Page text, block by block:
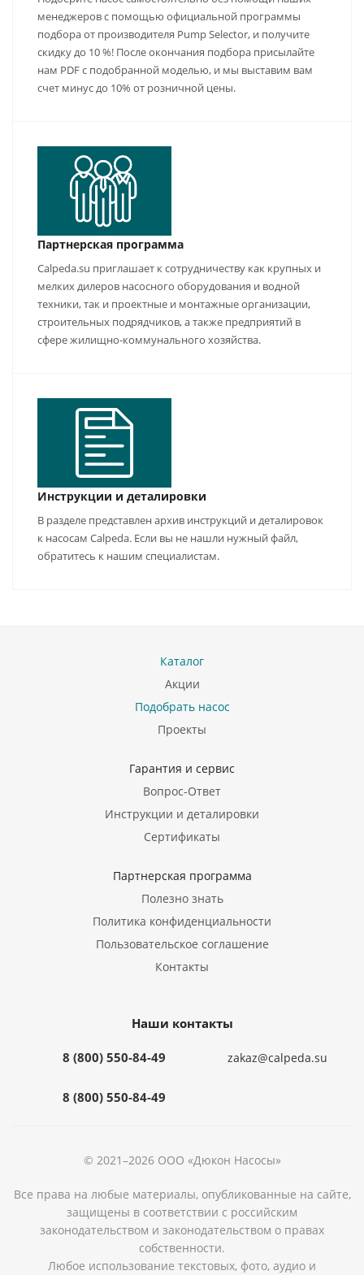
менеджеров с помощью официальной программы
подбора от производителя Pump Selector, и получите
скидку до 10 %! После окончания подбора присылайте
нам PDF с подобранной моделью, и мы выставим вам
счет минус до 10% от розничной цены.
Партнерская программа
Calpeda.su приглашает к сотрудничеству как крупных и
мелких дилеров насосного оборудования и водной
техники, так и проектные и монтажные организации,
строительных подрядчиков, а также предприятий в
сфере жилищно-коммунального хозяйства.
Инструкции и деталировки
В разделе представлен архив инструкций и деталировок
к насосам Calpeda. Если вы не нашли нужный файл,
обратитесь к нашим специалистам.
Каталог
Акции
Подобрать насос
Проекты
Гарантия и сервис
Вопрос-Ответ
Инструкции и деталировки
Сертификаты
Партнерская программа
Полезно знать
Политика конфиденциальности
Пользовательское соглашение
Контакты
Наши контакты
8 (800) 550-84-49
8 (800) 550-84-49
zakaz@calpeda.su
© 2021–2026 ООО «Дюкон Насосы»
Все права на любые материалы, опубликованные на сайте,
защищены в соответствии с российским
законодательством и законодательством о правах
собственности.
Любое использование текстовых, фото, аудио и